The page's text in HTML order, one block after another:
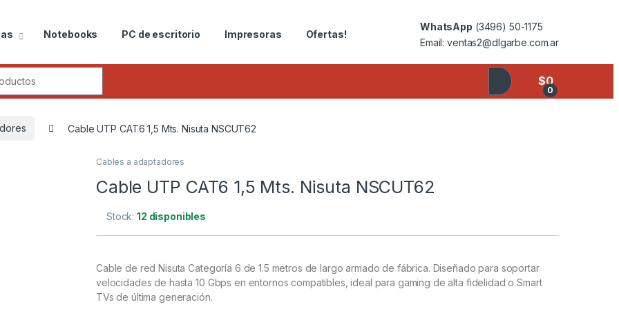
Notebooks PC de escritorio Impresoras Ofertas!
WhatsApp (3496) 50-1175
Email: ventas2@dlgarbe.com.ar
0
$0
Cable UTP CAT6 1,5 Mts. Nisuta NSCUT62
Cables a adaptadores
Cable UTP CAT6 1,5 Mts. Nisuta NSCUT62
Stock:12 disponibles
Cable de red Nisuta Categoría 6 de 1.5 metros de largo armado de fábrica. Diseñado para soportar
velocidades de hasta 10 Gbps en entornos compatibles, ideal para gaming de alta fidelidad o Smart
TVs de última generación.